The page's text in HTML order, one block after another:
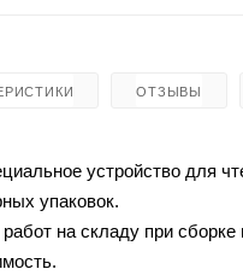
ОТЗЫВЫ
устройство для
упаковок.
на складу при